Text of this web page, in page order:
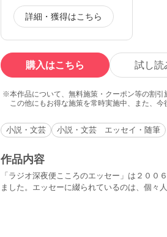
詳細・獲得はこちら
購入はこちら 試し読
本作品について、無料施策・クーポン等の割
この他にもお得な施策を常時実施中、また、
小説・文芸 小説・文芸 エッセイ・随筆
作品内容
「ラジオ深夜便こころのエッセー」は２００
ました。エッセーに綴られているのは、個々
めたものです。＜これまでの講評より抜粋＞